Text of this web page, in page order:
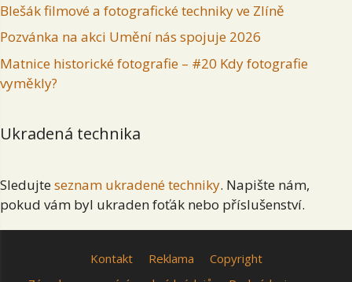
Blešák filmové a fotografické techniky ve Zlíně
Pozvánka na akci Umění nás spojuje 2026
Matnice historické fotografie – #20 Kdy fotografie
vyměkly?
Ukradená technika
Sledujte seznam ukradené techniky. Napište nám,
pokud vám byl ukraden foťák nebo příslušenství.
Kontakt Reklama
Copyright